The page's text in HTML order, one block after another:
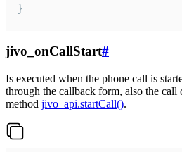
}
jivo_onCallStart#
Is executed when the phone call is
through the callback form, also the
method jivo_api.startCall().